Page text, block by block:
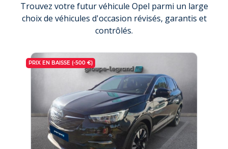
Trouvez votre futur véhicule Opel parmi un large
choix de véhicules d'occasion révisés, garantis et
contrôlés.
PRIX EN BAISSE (-500 €)